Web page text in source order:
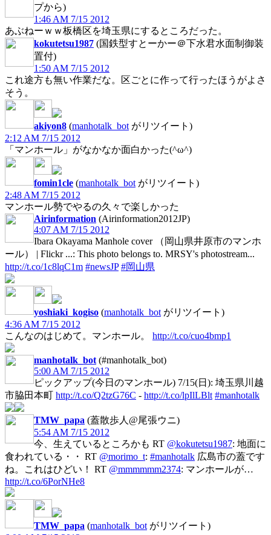
プから)
1:46 AM 7/15 2012
あぶねーｗｗ板橋区を埼玉県にするところだった。
kokutetsu1987 (国鉄型すとーかー＠下水君水面制御装
置付)
1:50 AM 7/15 2012
これ途方も無い作業だな。区ごとに作って行ったほうがよさ
そう。
akiyon8 (manhotalk_bot がリツイート)
2:12 AM 7/15 2012
「マンホール」がなかなか面白かった(^ω^)
fomin1cle (manhotalk_bot がリツイート)
2:48 AM 7/15 2012
マンホール勢でやるの久々で楽しかった
Airinformation (Airinformation2012JP)
4:07 AM 7/15 2012
Ibara Okayama Manhole cover （岡山県井原市のマンホ
ール） | Flickr ...: This photo belongs to. MRSY's photostream...
http://t.co/1c8lqC1m #newsJP #岡山県
yoshiaki_kogiso (manhotalk_bot がリツイート)
4:36 AM 7/15 2012
こんなのはじめて。マンホール。 http://t.co/cuo4bmp1
manhotalk_bot (#manhotalk_bot)
5:00 AM 7/15 2012
ピックアップ(今日のマンホール) 7/15(日): 埼玉県川越
市脇田本町 http://t.co/Q2tzG76C - http://t.co/lpIlLBlt #manhotalk
TMW_papa (蓋散歩人@尾張ウニ)
5:54 AM 7/15 2012
今、生えているところかも RT @kokutetsu1987: 地面に
食われている・・ RT @morimo_t: #manhotalk 広島市の蓋です
ね。これはひどい！ RT @mmmmmm2374: マンホールが…
http://t.co/6PorNHe8
TMW_papa (manhotalk_bot がリツイート)